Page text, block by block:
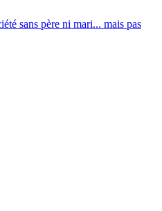
sans père ni mari... mais pas